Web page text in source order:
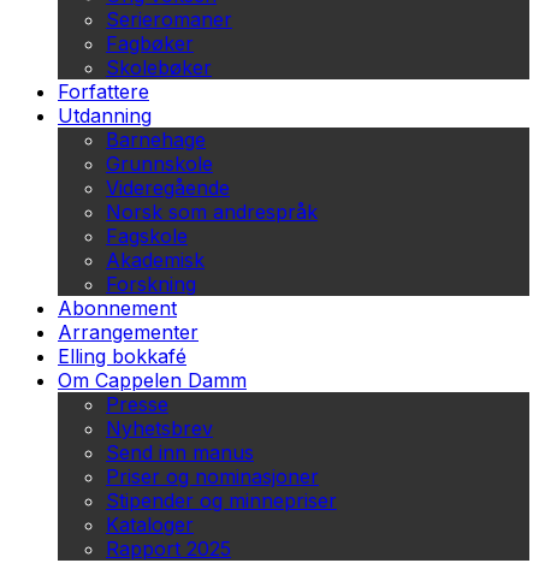
Serieromaner
Fagbøker
Skolebøker
Forfattere
Utdanning
Barnehage
Grunnskole
Videregående
Norsk som andrespråk
Fagskole
Akademisk
Forskning
Abonnement
Arrangementer
Elling bokkafé
Om Cappelen Damm
Presse
Nyhetsbrev
Send inn manus
Priser og nominasjoner
Stipender og minnepriser
Kataloger
Rapport 2025